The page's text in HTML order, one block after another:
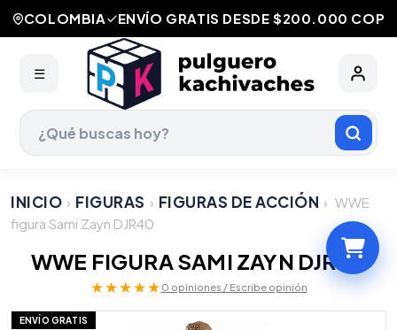
COLOMBIA ENVÍO GRATIS DESDE $200.000 COP
☰
INICIO › FIGURAS › FIGURAS DE ACCIÓN › WWE
figura Sami Zayn DJR40
WWE FIGURA SAMI ZAYN DJR40
★★★★★ 0 opiniones / Escribe opinión
ENVÍO GRATIS